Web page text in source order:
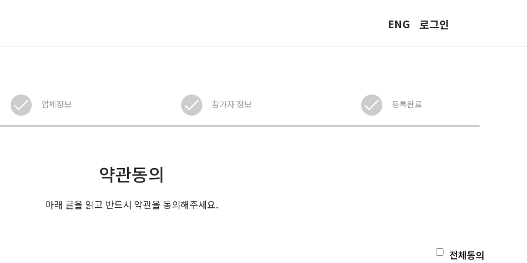
ENG 로그인
업체정보 참가자 정보 등록완료
약관동의
아래 글을 읽고 반드시 약관을 동의해주세요.
전체동의